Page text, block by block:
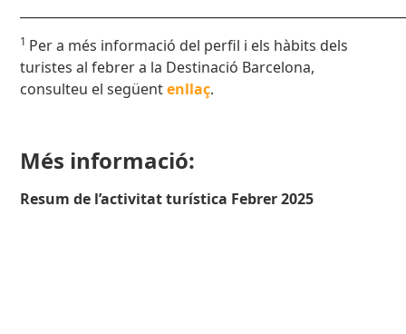
1 Per a més informació del perfil i els hàbits dels
turistes al febrer a la Destinació Barcelona,
consulteu el següentenllaç.
Més informació:
Resum de l’activitat turística Febrer 2025